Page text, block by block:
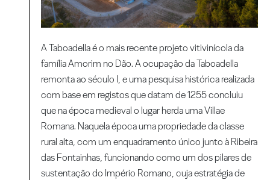
A Taboadella é o mais recente projeto vitivinícola da
família Amorim no Dão. A ocupação da Taboadella
remonta ao século I, e uma pesquisa histórica realizada
com base em registos que datam de 1255 concluiu
que na época medieval o lugar herda uma Villae
Romana. Naquela época uma propriedade da classe
rural alta, com um enquadramento único junto à Ribeira
das Fontainhas, funcionando como um dos pilares de
sustentação do Império Romano, cuja estratégia de